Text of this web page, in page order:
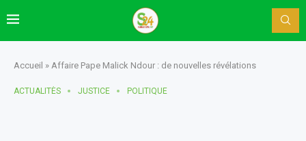
Accueil » Affaire Pape Malick Ndour : de nouvelles révélations
ACTUALITÈS JUSTICE POLITIQUE